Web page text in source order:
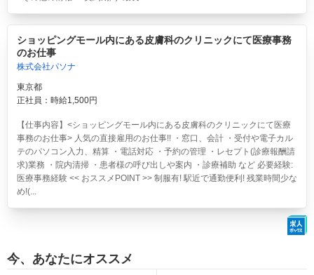
ショッピングモール内にある皮膚科のクリニックにて医療事務
のお仕事
株式会社パソナ
東京都
正社員：時給1,500円
【仕事内容】<ショッピングモール内にある皮膚科のクリニックにて医療
事務のお仕事> 人気の直接雇用のお仕事!! ・窓口、会計 ・受付や電子カル
テのパソコン入力、精算 ・電話対応 ・予約の管理 ・レセプト(診療報酬請
求)業務 ・院内清掃 ・患者様の呼び出しや案内 ・診療補助 など 必要経験:
医療事務経験 << おススメPOINT >> 制服有! 駅近で通勤便利! 残業時間少な
め!(...
今、あなたにオススメ